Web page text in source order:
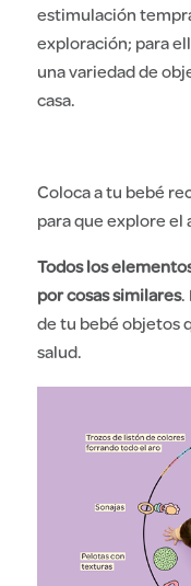
estimulación
exploración; para
una variedad de
casa.
Coloca a tu bebé
para que explore el
Todos los
por cosas similares.
de tu bebé objetos
salud.